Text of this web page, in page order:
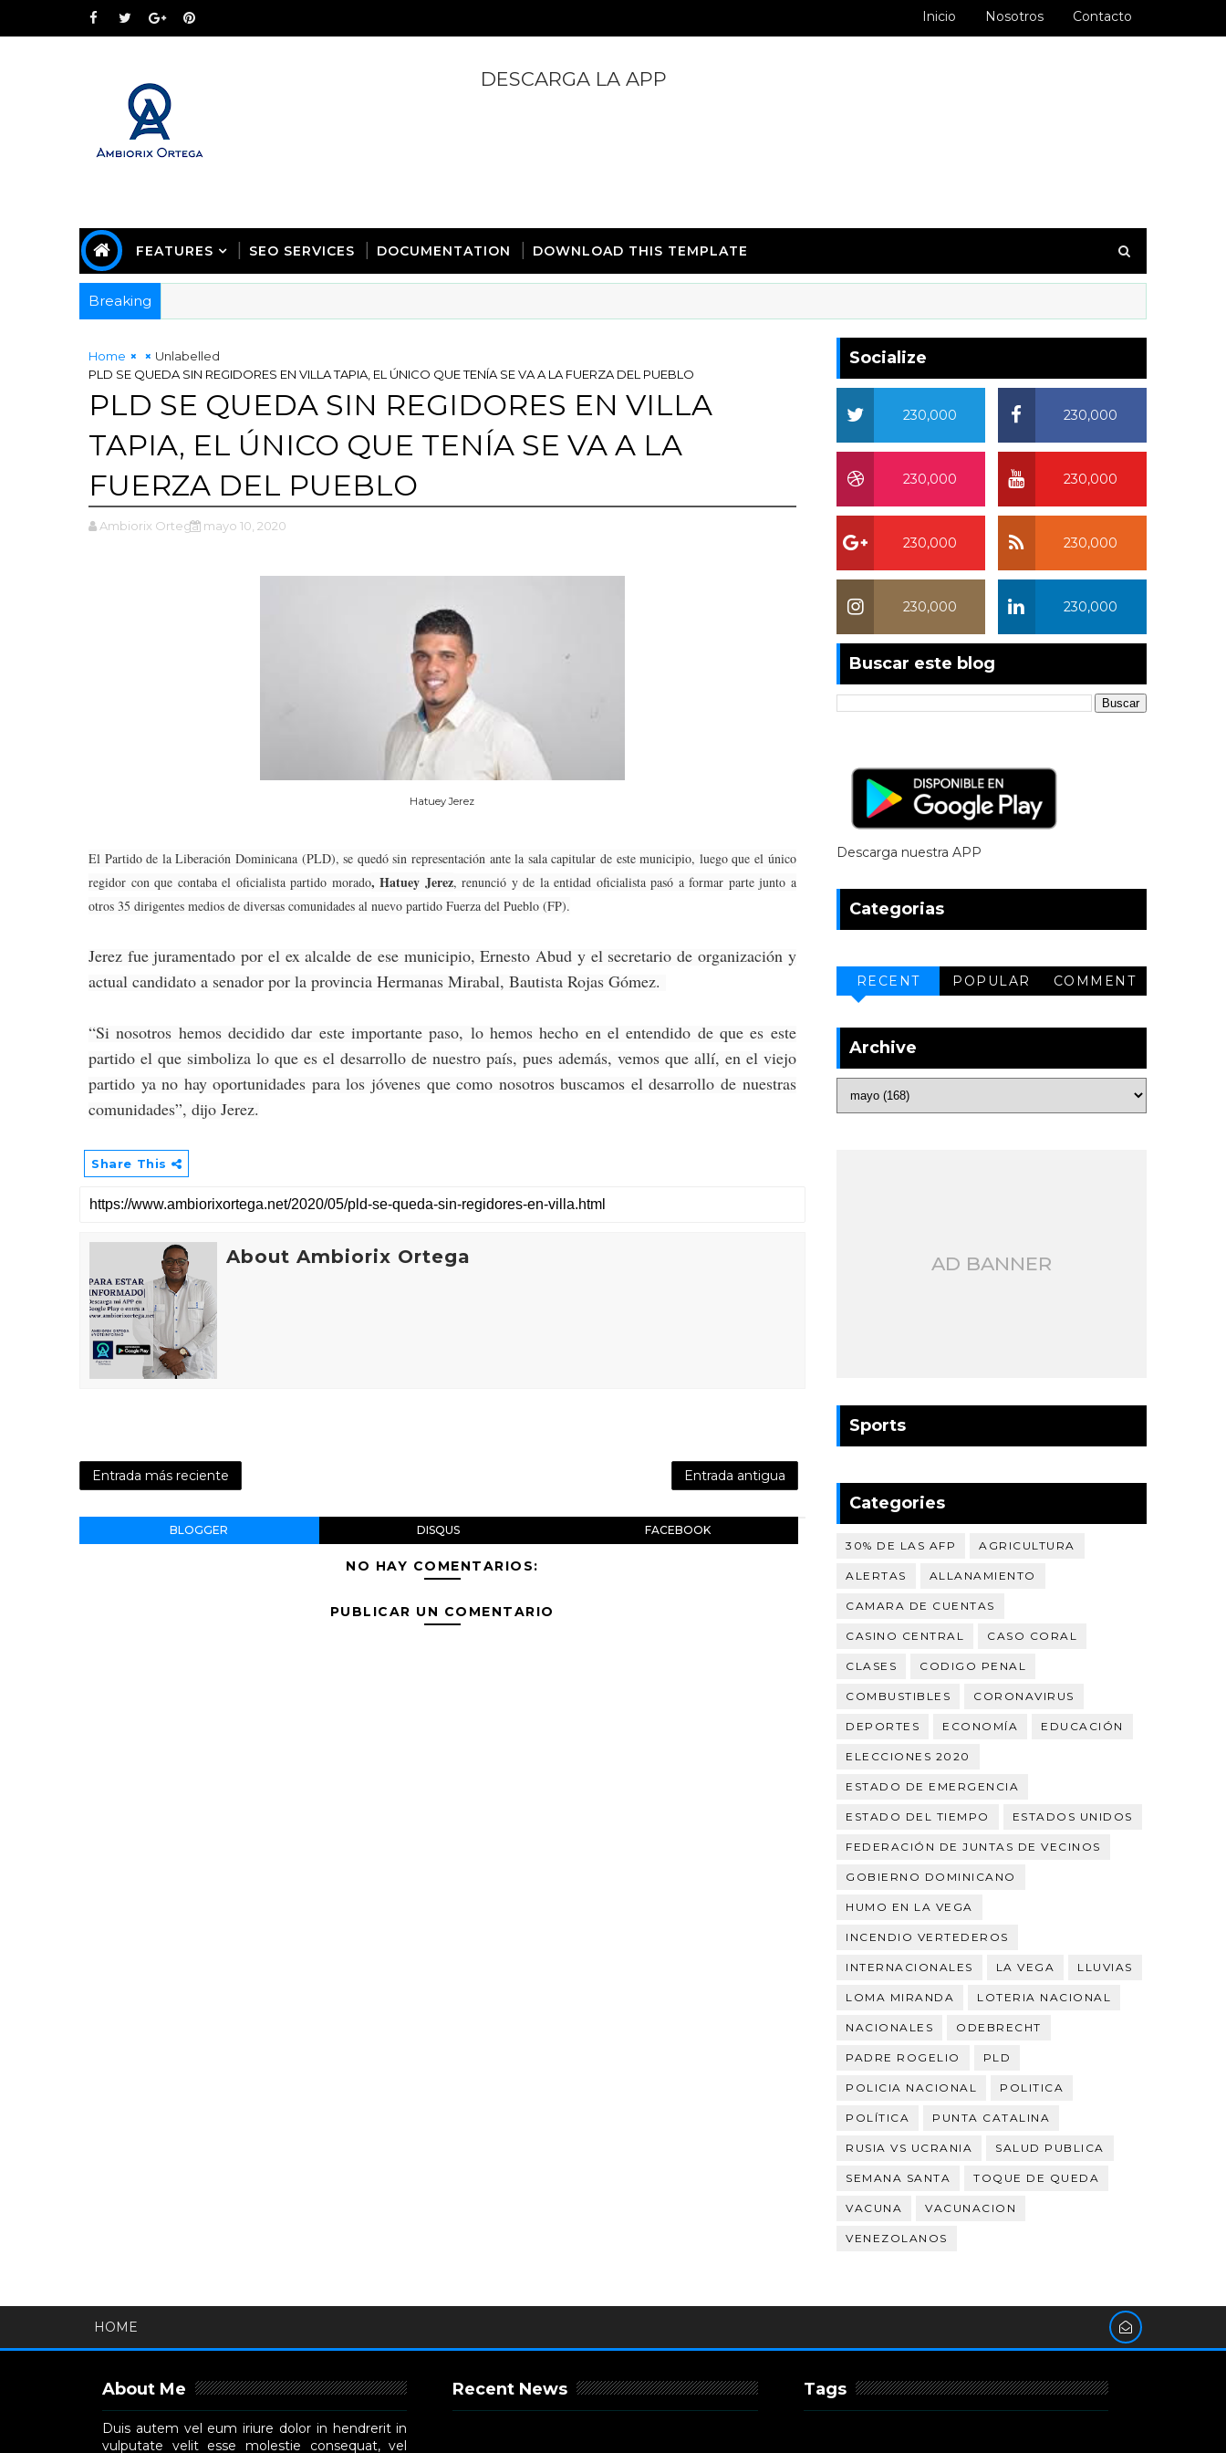
Inicio Nosotros Contacto
DESCARGA LA APP
FEATURES SEO SERVICES DOCUMENTATION DOWNLOAD THIS TEMPLATE
Breaking
Home
Unlabelled
PLD SE QUEDA SIN REGIDORES EN VILLA TAPIA, EL ÚNICO QUE TENÍA SE VA A LA FUERZA DEL PUEBLO
PLD SE QUEDA SIN REGIDORES EN VILLA
TAPIA, EL ÚNICO QUE TENÍA SE VA A LA
FUERZA DEL PUEBLO
Ambiorix Ortega mayo 10, 2020
Hatuey Jerez
El Partido de la Liberación Dominicana (PLD), se quedó sin representación ante la sala capitular de este municipio, luego que el único
regidor con que contaba el oficialista partido morado, Hatuey Jerez, renunció y de la entidad oficialista pasó a formar parte junto a
otros 35 dirigentes medios de diversas comunidades al nuevo partido Fuerza del Pueblo (FP).
Jerez fue juramentado por el ex alcalde de ese municipio, Ernesto Abud y el secretario de organización y
actual candidato a senador por la provincia Hermanas Mirabal, Bautista Rojas Gómez.
“Si nosotros hemos decidido dar este importante paso, lo hemos hecho en el entendido de que es este
partido el que simboliza lo que es el desarrollo de nuestro país, pues además, vemos que allí, en el viejo
partido ya no hay oportunidades para los jóvenes que como nosotros buscamos el desarrollo de nuestras
comunidades”, dijo Jerez.
Share This
About Ambiorix Ortega
Entrada más reciente Entrada antigua
BLOGGER DISQUS FACEBOOK
NO HAY COMENTARIOS:
PUBLICAR UN COMENTARIO
Socialize
230,000
230,000
230,000
230,000
230,000
230,000
230,000
230,000
Buscar este blog
Descarga nuestra APP
Categorias
RECENT POPULAR COMMENT
Archive
AD BANNER
Sports
Categories
30% DE LAS AFP AGRICULTURA
ALERTAS ALLANAMIENTO
CAMARA DE CUENTAS
CASINO CENTRAL CASO CORAL
CLASES CODIGO PENAL
COMBUSTIBLES CORONAVIRUS
DEPORTES ECONOMÍA EDUCACIÓN
ELECCIONES 2020
ESTADO DE EMERGENCIA
ESTADO DEL TIEMPO ESTADOS UNIDOS
FEDERACIÓN DE JUNTAS DE VECINOS
GOBIERNO DOMINICANO
HUMO EN LA VEGA
INCENDIO VERTEDEROS
INTERNACIONALES LA VEGA LLUVIAS
LOMA MIRANDA LOTERIA NACIONAL
NACIONALES ODEBRECHT
PADRE ROGELIO PLD
POLICIA NACIONAL POLITICA
POLÍTICA PUNTA CATALINA
RUSIA VS UCRANIA SALUD PUBLICA
SEMANA SANTA TOQUE DE QUEDA
VACUNA VACUNACION
VENEZOLANOS
HOME
About Me
Duis autem vel eum iriure dolor in hendrerit in
vulputate velit esse molestie consequat, vel
Recent News Tags